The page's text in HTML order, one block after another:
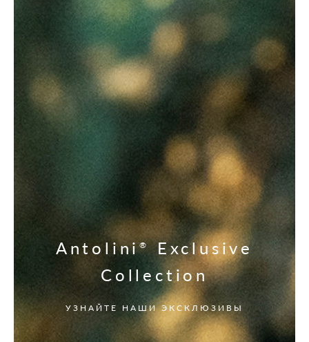
Antolini® Exclusive
Collection
УЗНАЙТЕ НАШИ ЭКСКЛЮЗИВЫ